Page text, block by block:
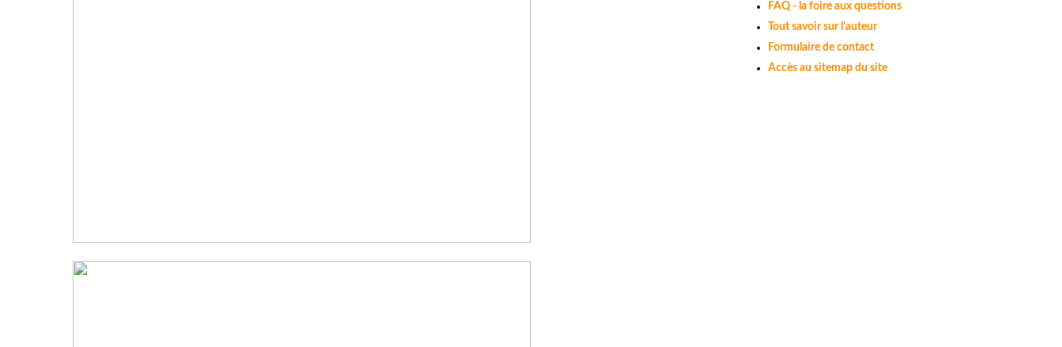
FAQ - la foire aux questions
Tout savoir sur l'auteur
Formulaire de contact
Accès au sitemap du site